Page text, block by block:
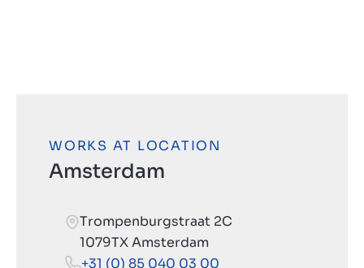
WORKS AT LOCATION
Amsterdam
Trompenburgstraat 2C
1079TX Amsterdam
+31 (0) 85 040 03 00